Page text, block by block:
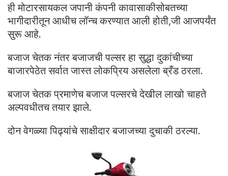
ही मोटारसायकल जपानी कंपनी कावासाकीसोबतच्या
भागीदारीतून आधीच लॉन्च करण्यात आली होती,जी आजपर्यंत
सुरू आहे.
बजाज चेतक नंतर बजाजची पल्सर हा सुद्धा दुकांचीच्या
बाजारपेठेत सर्वात जास्त लोकप्रिय असलेला ब्रँड ठरला.
बजाज चेतक प्रमाणेच बजाज पल्सरचे देखील लाखो चाहते
अल्पवधीतच तयार झाले.
दोन वेगळ्या पिढ्यांचे साक्षीदार बजाजच्या दुचाकी ठरल्या.